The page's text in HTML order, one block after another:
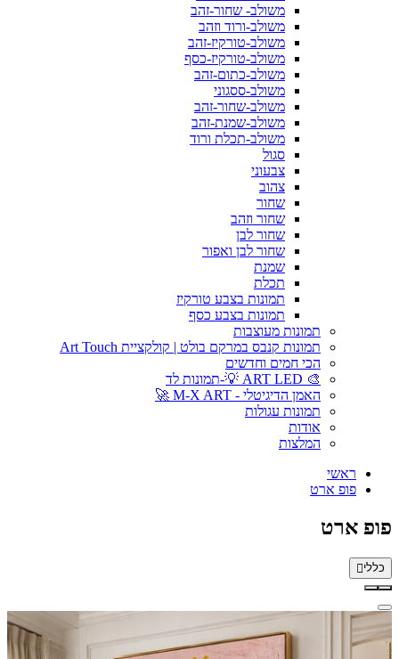
משולב- שחור-זהב
משולב-ורוד וזהב
משולב-טורקיז-זהב
משולב-טורקיז-כסף
משולב-כתום-זהב
משולב-ססגוני
משולב-שחור-זהב
משולב-שמנת-זהב
משולב-תכלת ורוד
סגול
צבעוני
צהוב
שחור
שחור וזהב
שחור לבן
שחור לבן ואפור
שמנת
תכלת
תמונות בצבע טורקיז
תמונות בצבע כסף
תמונות מעוצבות
תמונות קנבס במרקם בולט | קולקציית Art Touch
הכי חמים וחדשים
🎨 ART LED 💡-תמונות לד
האמן הדיגיטלי - M-X ART 🚀
תמונות עגולות
אודות
המלצות
ראשי
פופ ארט
פופ ארט
כללי